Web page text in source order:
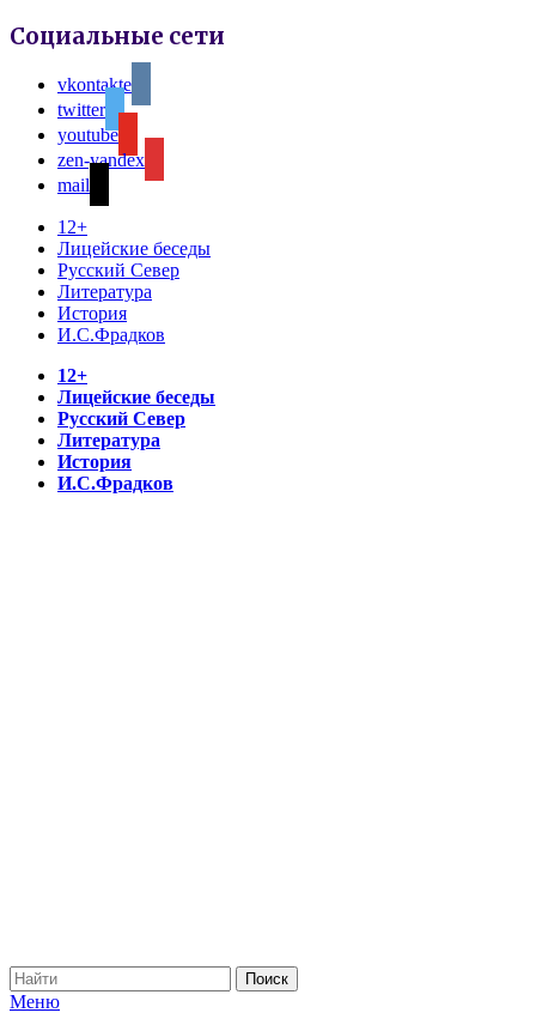
Социальные сети
vkontakte
twitter
youtube
zen-yandex
mail
12+
Лицейские беседы
Русский Север
Литература
История
И.С.Фрадков
12+
Лицейские беседы
Русский Север
Литература
История
И.С.Фрадков
Меню